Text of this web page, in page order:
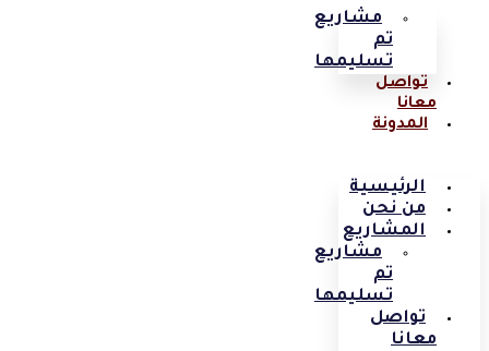
مشاريع
تم
تسليمها
تواصل
معانا
المدونة
الرئيسية
من نحن
المشاريع
مشاريع
تم
تسليمها
تواصل
معانا